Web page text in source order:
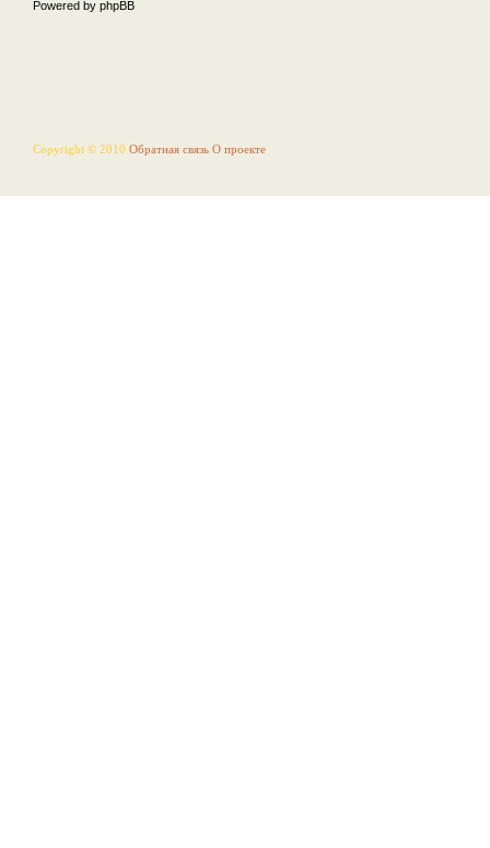
Powered by phpBB
Copyright © 2010 Обратная связь О проекте